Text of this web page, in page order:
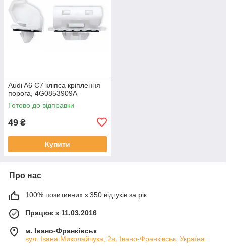
Audi A6 C7 кліпса кріплення
порога, 4G0853909A
Готово до відправки
49 ₴
Купити
Про нас
100% позитивних з 350 відгуків за рік
Працює з 11.03.2016
м. Івано-Франківськ
вул. Івана Миколайчука, 2а, Івано-Франківськ, Україна